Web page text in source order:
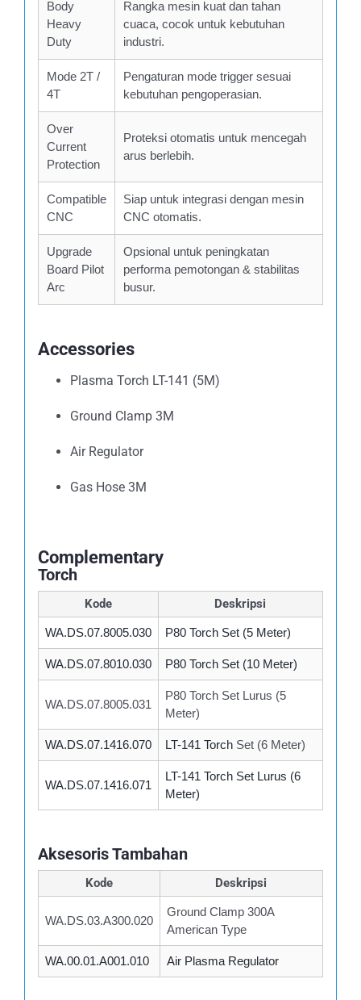
Body
Heavy
Duty
Rangka mesin kuat dan tahan
cuaca, cocok untuk kebutuhan
industri.
Mode 2T /
4T
Pengaturan mode trigger sesuai
kebutuhan pengoperasian.
Over
Current
Protection
Proteksi otomatis untuk mencegah
arus berlebih.
Compatible
CNC
Siap untuk integrasi dengan mesin
CNC otomatis.
Upgrade
Board Pilot
Arc
Opsional untuk peningkatan
performa pemotongan & stabilitas
busur.
Accessories
Plasma Torch LT-141 (5M)
Ground Clamp 3M
Air Regulator
Gas Hose 3M
Complementary
Torch
Kode Deskripsi
WA.DS.07.8005.030 P80 Torch Set (5 Meter)
WA.DS.07.8010.030 P80 Torch Set (10 Meter)
WA.DS.07.8005.031
P80 Torch Set Lurus (5
Meter)
WA.DS.07.1416.070 LT-141 TorchSet (6 Meter)
WA.DS.07.1416.071
LT-141 Torch Set Lurus (6
Meter)
Aksesoris Tambahan
Kode Deskripsi
WA.DS.03.A300.020
Ground Clamp 300A
American Type
WA.00.01.A001.010 Air Plasma Regulator